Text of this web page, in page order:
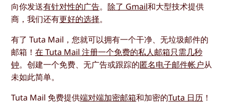
向你发送有针对性的广告。除了 Gmail和大型技术提供
商，我们还有更好的选择。
有了 Tuta Mail，您就可以拥有一个干净、无垃圾邮件的
邮箱！在 Tuta Mail 注册一个免费的私人邮箱只需几秒
钟。创建一个免费、无广告或跟踪的匿名电子邮件帐户从
未如此简单。
Tuta Mail 免费提供端对端加密邮箱和加密的Tuta 日历 ！